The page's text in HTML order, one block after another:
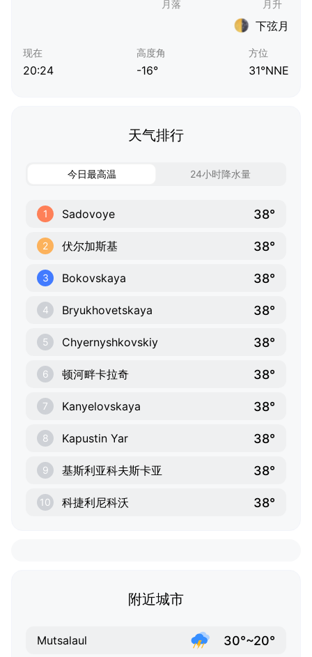
下弦月
现在
20:24
高度角
-16°
方位
31°NNE
天气排行
今日最高温 24小时降水量
1 Sadovoye 38°
2 伏尔加斯基 38°
3 Bokovskaya 38°
4 Bryukhovetskaya 38°
5 Chyernyshkovskiy 38°
6 顿河畔卡拉奇 38°
7 Kanyelovskaya 38°
8 Kapustin Yar 38°
9 基斯利亚科夫斯卡亚 38°
10 科捷利尼科沃 38°
附近城市
Mutsalaul 30°~20°